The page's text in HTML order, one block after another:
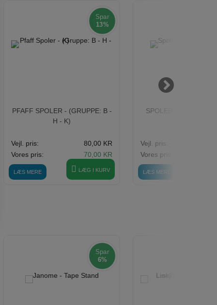
Spar
13%
PFAFF SPOLER - (GRUPPE: B -
H - K)
LÆS MERE
Vejl. pris:
80,00 KR
Vores pris:
70,00 KR
LÆG I KURV
SPOLEBOKS /
LÆS MERE
Vejl. pris:
Vores pris:
Spar
6%